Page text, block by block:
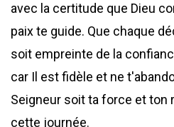
avec la certitude que Dieu
paix te guide. Que chaque
soit empreinte de la
car Il est fidèle et ne
Seigneur soit ta force et ton
cette journée.